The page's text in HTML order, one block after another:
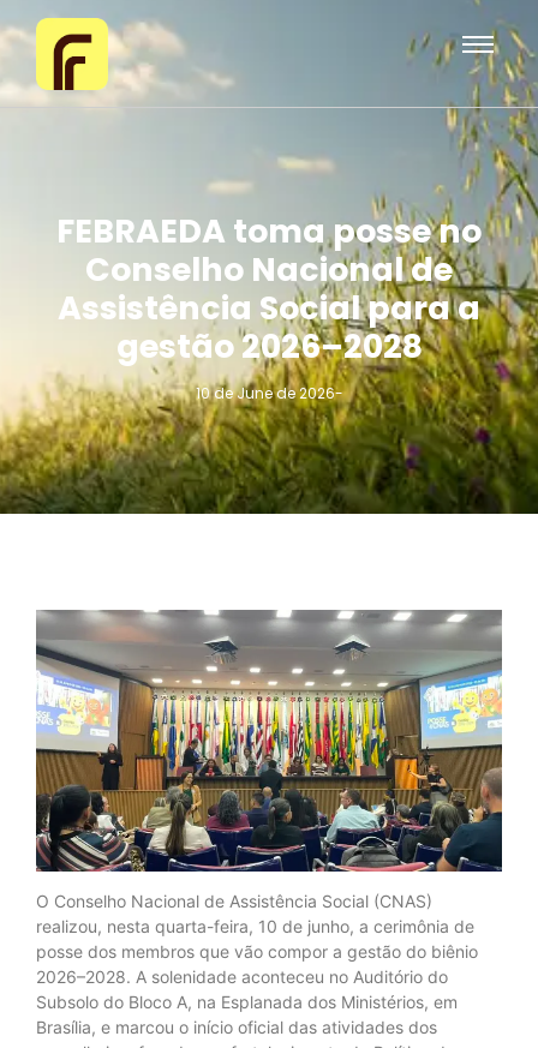
FEBRAEDA toma posse no
Conselho Nacional de
Assistência Social para a
gestão 2026–2028
10 de June de 2026-
O Conselho Nacional de Assistência Social (CNAS)
realizou, nesta quarta-feira, 10 de junho, a cerimônia de
posse dos membros que vão compor a gestão do biênio
2026–2028. A solenidade aconteceu no Auditório do
Subsolo do Bloco A, na Esplanada dos Ministérios, em
Brasília, e marcou o início oficial das atividades dos